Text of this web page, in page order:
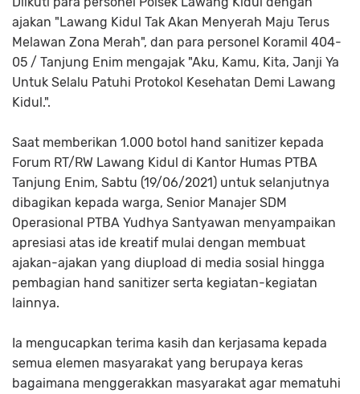
ajakan "Lawang Kidul Tak Akan Menyerah Maju Terus
Melawan Zona Merah", dan para personel Koramil 404-
05 / Tanjung Enim mengajak "Aku, Kamu, Kita, Janji Ya
Untuk Selalu Patuhi Protokol Kesehatan Demi Lawang
Kidul.".
Saat memberikan 1.000 botol hand sanitizer kepada
Forum RT/RW Lawang Kidul di Kantor Humas PTBA
Tanjung Enim, Sabtu (19/06/2021) untuk selanjutnya
dibagikan kepada warga, Senior Manajer SDM
Operasional PTBA Yudhya Santyawan menyampaikan
apresiasi atas ide kreatif mulai dengan membuat
ajakan-ajakan yang diupload di media sosial hingga
pembagian hand sanitizer serta kegiatan-kegiatan
lainnya.
Ia mengucapkan terima kasih dan kerjasama kepada
semua elemen masyarakat yang berupaya keras
bagaimana menggerakkan masyarakat agar mematuhi